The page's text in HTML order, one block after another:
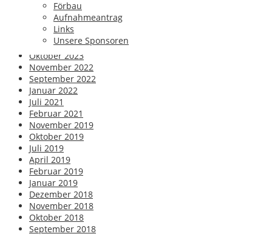
Förbau
Aufnahmeantrag
Links
Unsere Sponsoren
November 2024
September 2024
Mai 2024
November 2023
Oktober 2023
November 2022
September 2022
Januar 2022
Juli 2021
Februar 2021
November 2019
Oktober 2019
Juli 2019
April 2019
Februar 2019
Januar 2019
Dezember 2018
November 2018
Oktober 2018
September 2018